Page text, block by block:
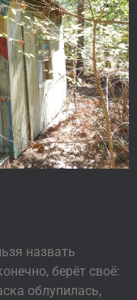
назвать
берёт своё:
облупилась,